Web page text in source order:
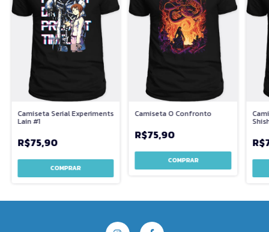
Camiseta Serial Experiments
Lain #1
R$75,90
COMPRAR
Camiseta O Confronto
R$75,90
COMPRAR